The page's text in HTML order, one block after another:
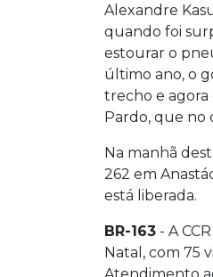
Alexandre
quando foi
estourar o
último ano, o
trecho e agora
Pardo, que no
Na manhã
262 em
está liberada.
BR-163 - A
Natal, com 75
Atendimento